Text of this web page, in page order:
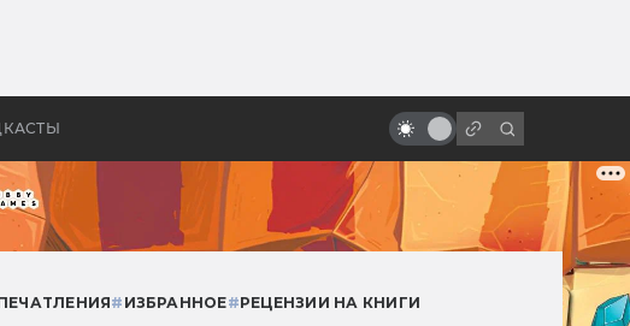
Алиса, «Перевал» и другие
# ИЗБРАННОЕ#РЕЦЕНЗИИ НА КНИГИ